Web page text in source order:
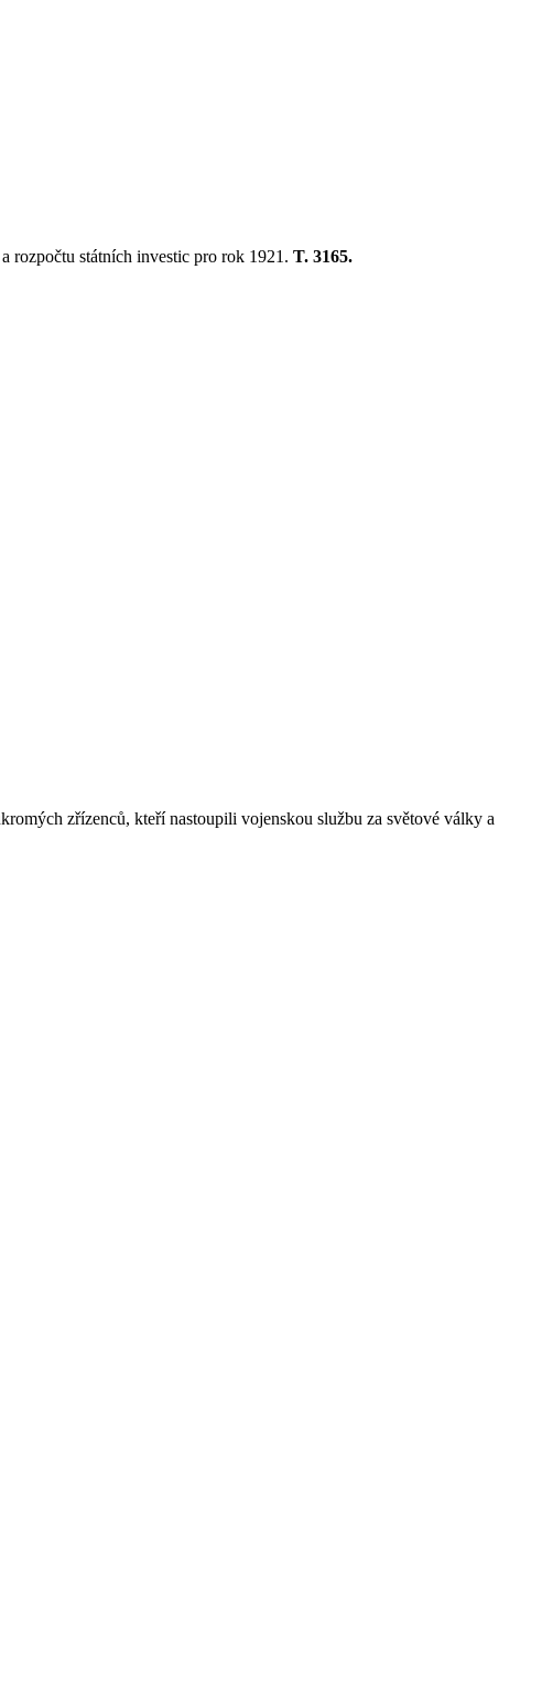
a rozpočtu státních investic pro rok 1921. T. 3165.
zřízenců, kteří nastoupili vojenskou službu za světové války a